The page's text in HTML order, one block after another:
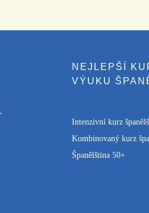
NEJLEPŠÍ
VÝUKU
Intenzivní kurz
Kombinovaný kurz
Španělština 50+